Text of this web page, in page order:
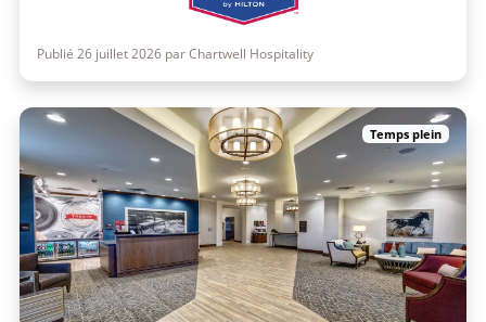
Publié 26 juillet 2026 par Chartwell Hospitality
Temps plein